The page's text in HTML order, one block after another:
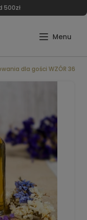
500zł
dla gości WZÓR 36